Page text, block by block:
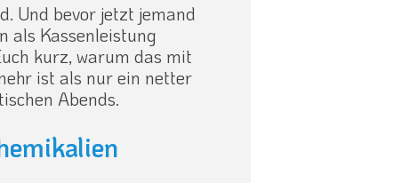
Und bevor jetzt jemand
als Kassenleistung
kurz, warum das mit
ist als nur ein netter
Abends.